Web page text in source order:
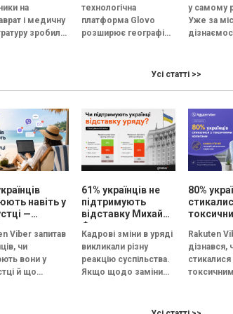
заяв —
за 5
на
і медичну
зробили
для підтримки
українського
бізнесу
технологічна
платформа Glovo
розширює географію
Україні. Ініціатива, що
у самому
Уже за
Усі статті >>
навіть у
—
Viber запитав
чи
вони у
й що
61% українців не
підтримують
відставку Михайла
Федорова –
опитування Gradus
Кадрові зміни в уряді
викликали різну
реакцію суспільства.
Якщо щодо заміни
розділилися майже
80%
п’ятий
роботу —
Rakuten
дізнався,
стикалися
атмосферу